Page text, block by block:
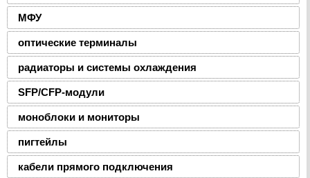
МФУ
оптические терминалы
радиаторы и системы охлаждения
SFP/CFP-модули
моноблоки и мониторы
пигтейлы
кабели прямого подключения